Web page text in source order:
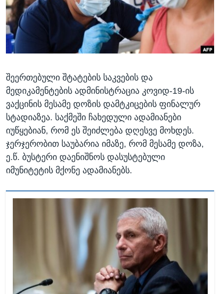
ᲡᲢᲣᲓᲘᲐ ᲕᲐᲨᲘᲜᲒᲢᲝᲜᲘ
ᲔᲙᲝᲜᲝᲛᲘᲙᲐ
ᲯᲐᲜᲛᲠᲗᲔᲚᲝᲑᲐ
ᲛᲔᲪᲜᲘᲔᲠᲔᲑᲐ
ᲙᲣᲚᲢᲣᲠᲐ
ᲒᲐᲚᲘᲚᲔᲝ
ᲓᲔᲖᲘᲜᲤᲝᲠᲛᲐᲪᲘᲐ
Learning English
ᲗᲕᲐᲚᲘ ᲒᲕᲐᲓᲔᲕᲜᲔᲗ
ენები
შეერთებული შტატების საკვების და
მედიკამენტების ადმინისტრაცია კოვიდ-19-ის
ვაქცინის მესამე დოზის დამტკიცების ფინალურ
სტადიაზეა. საქმეში ჩახედული ადამიანები
იუწყებიან, რომ ეს შეიძლება დღესვე მოხდეს.
ჯერჯერობით საუბარია იმაზე, რომ მესამე დოზა,
ე.წ. ბუსტერი დაენიშნოს დასუსტებული
იმუნიტეტის მქონე ადამიანებს.